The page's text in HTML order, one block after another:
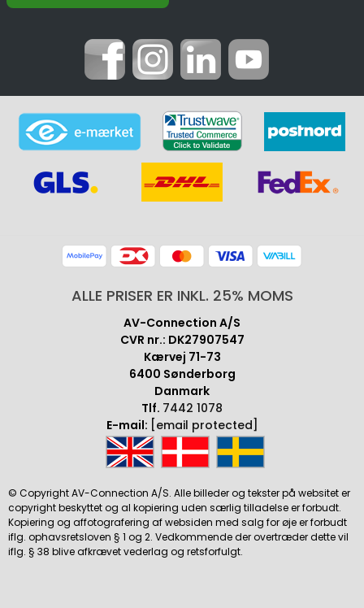
ALLE PRISER ER INKL. 25% MOMS
AV-Connection A/S
CVR nr.: DK27907547
Kærvej 71-73
6400 Sønderborg
Danmark
Tlf. 7442 1078
E-mail: [email protected]
© Copyright AV-Connection A/S. Alle billeder og tekster på websitet er
copyright beskyttet og al kopiering uden særlig tilladelse er forbudt.
Kopiering og affotografering af websiden med salg for øje er forbudt
iflg. ophavsretsloven § 1 og 2. Vedkommende der overtræder dette vil
iflg. § 38 blive afkrævet vederlag og retsforfulgt.